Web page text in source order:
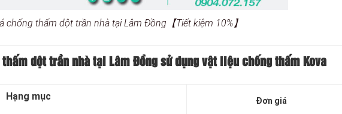
chống thấm dột trần nhà tại Lâm Đồng【Tiết kiệm 10%】
thấm dột trần nhà tại Lâm Đồng sử dụng vật liệu chống thấm Kova
Hạng mục Đơn giá